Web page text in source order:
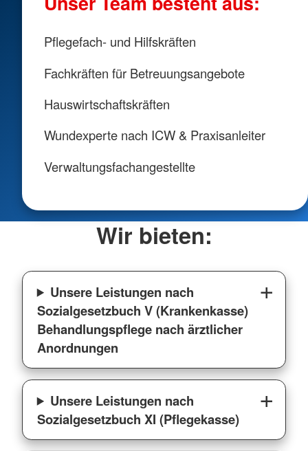
Pflegefach- und Hilfskräften
Fachkräften für Betreuungsangebote
Hauswirtschaftskräften
Wundexperte nach ICW & Praxisanleiter
Verwaltungsfachangestellte
Wir bieten:
Unsere Leistungen nach
Sozialgesetzbuch V (Krankenkasse)
Behandlungspflege nach ärztlicher
Anordnungen
Unsere Leistungen nach
Sozialgesetzbuch XI (Pflegekasse)